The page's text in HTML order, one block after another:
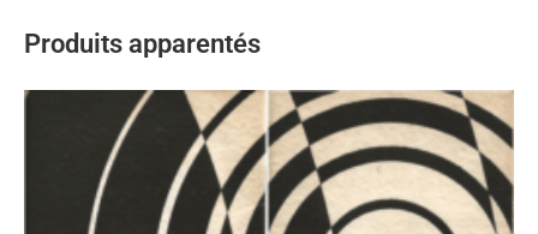
Produits apparentés